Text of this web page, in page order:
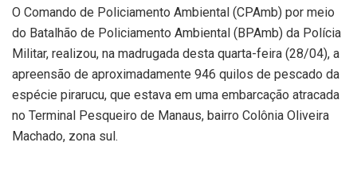
O Comando de Policiamento Ambiental (CPAmb) por meio
do Batalhão de Policiamento Ambiental (BPAmb) da Polícia
Militar, realizou, na madrugada desta quarta-feira (28/04), a
apreensão de aproximadamente 946 quilos de pescado da
espécie pirarucu, que estava em uma embarcação atracada
no Terminal Pesqueiro de Manaus, bairro Colônia Oliveira
Machado, zona sul.